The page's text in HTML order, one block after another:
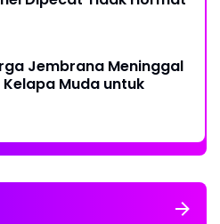
Jembrana Meninggal
Muda untuk